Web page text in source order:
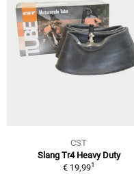
CST
Slang Tr4 Heavy Duty
€ 19,991